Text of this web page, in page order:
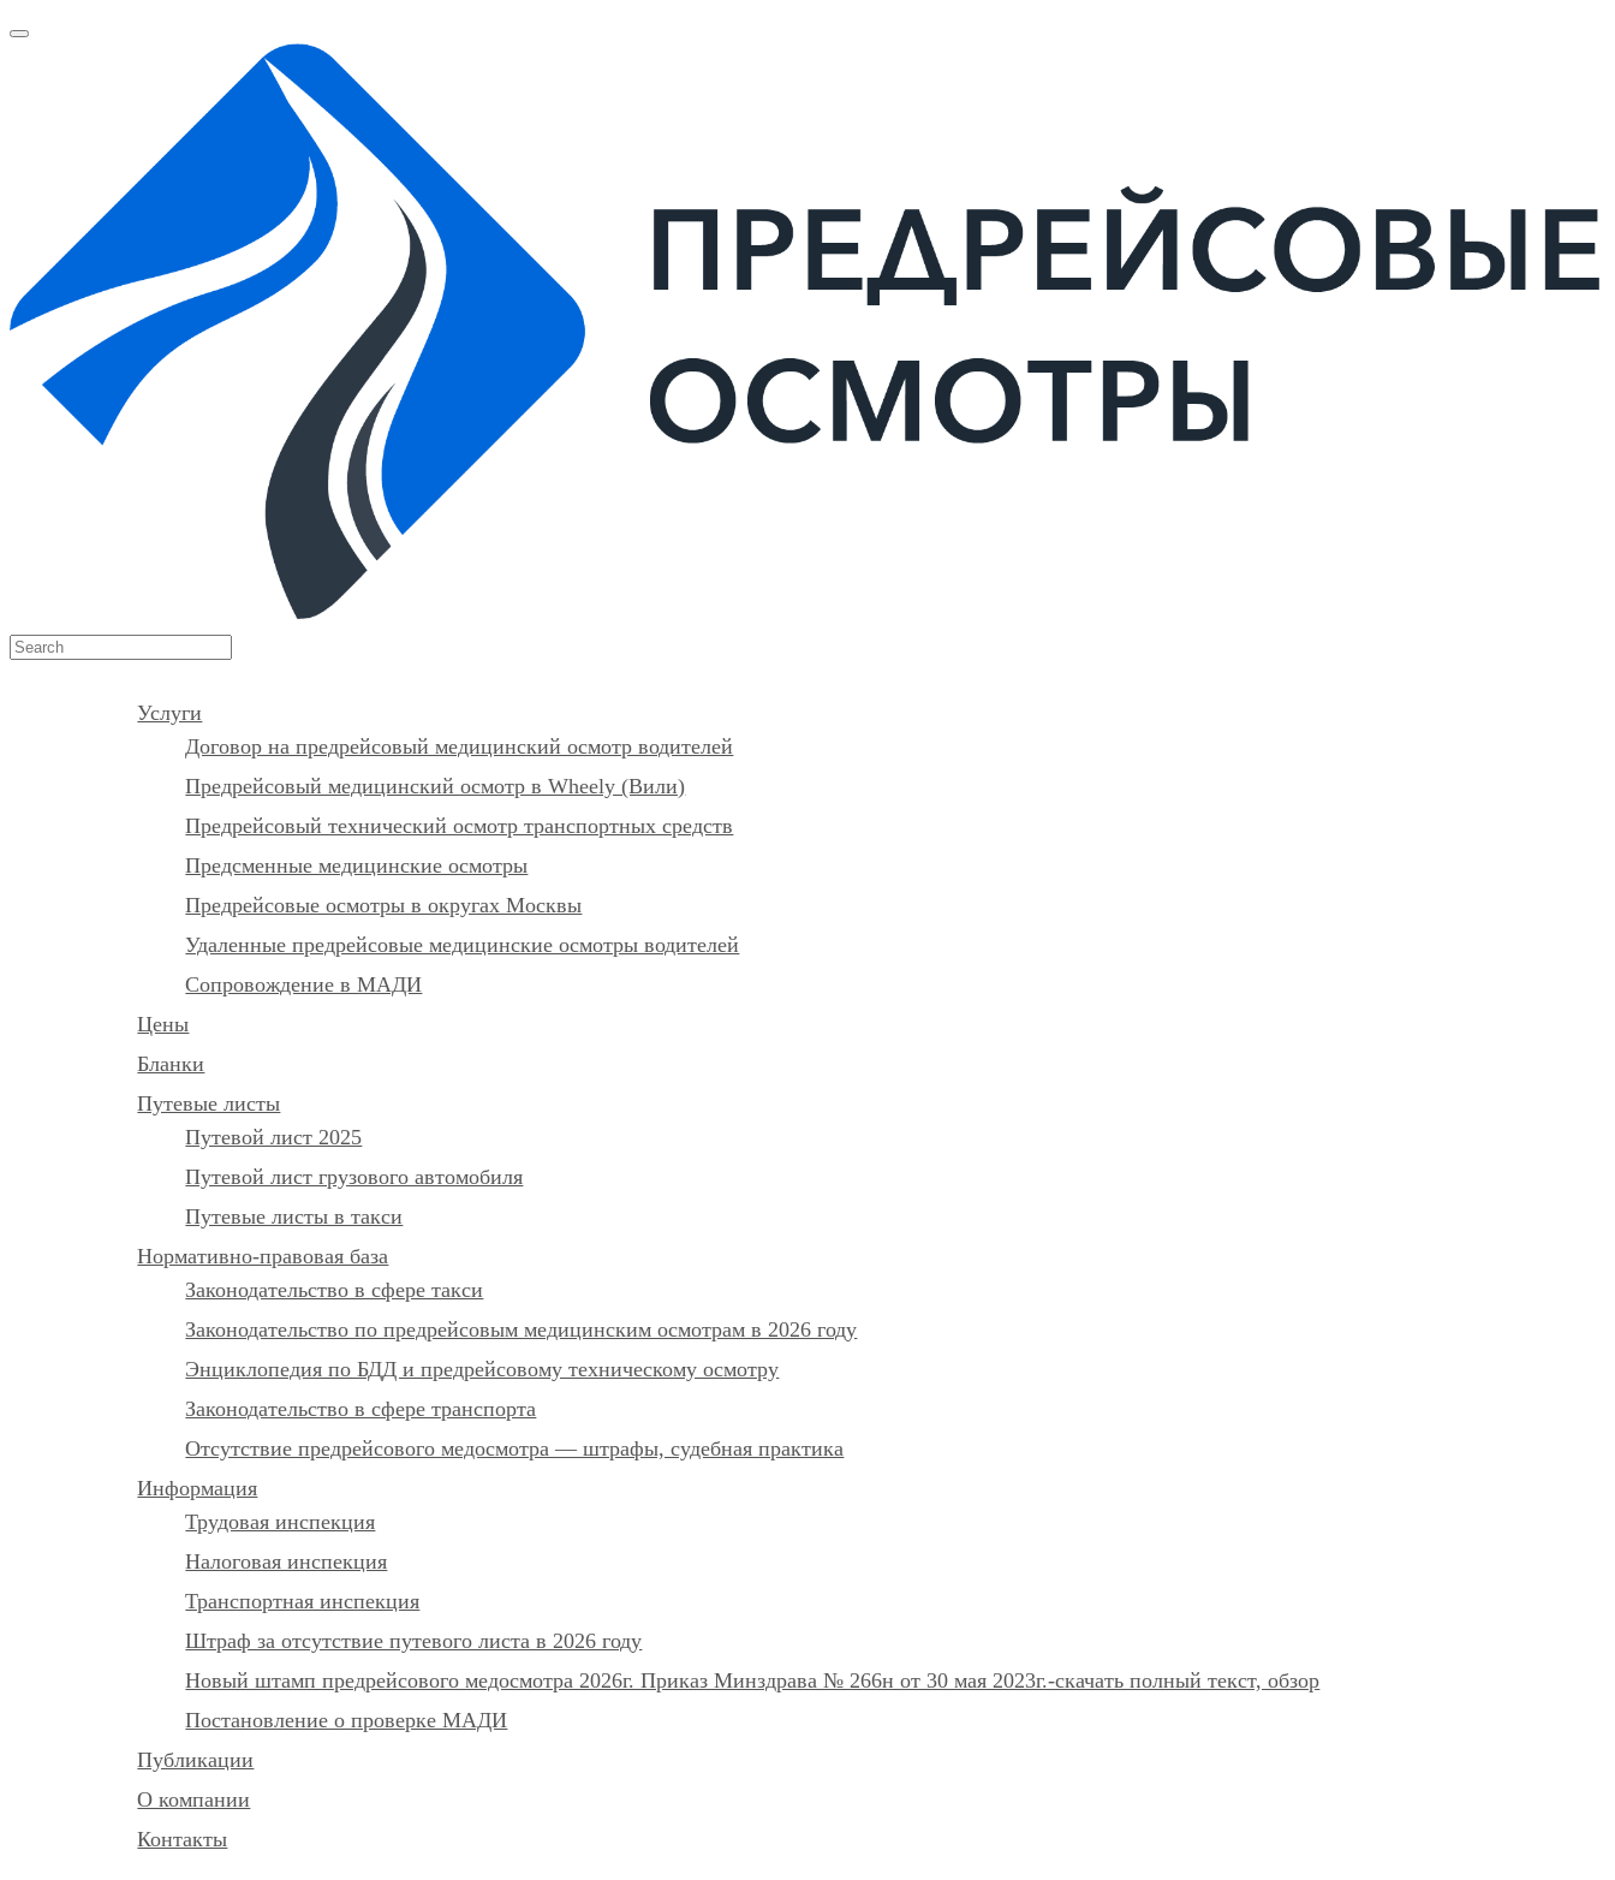
Услуги
Договор на предрейсовый медицинский осмотр водителей
Предрейсовый медицинский осмотр в Wheely (Вили)
Предрейсовый технический осмотр транспортных средств
Предсменные медицинские осмотры
Предрейсовые осмотры в округах Москвы
Удаленные предрейсовые медицинские осмотры водителей
Сопровождение в МАДИ
Цены
Бланки
Путевые листы
Путевой лист 2025
Путевой лист грузового автомобиля
Путевые листы в такси
Нормативно-правовая база
Законодательство в сфере такси
Законодательство по предрейсовым медицинским осмотрам в 2026 году
Энциклопедия по БДД и предрейсовому техническому осмотру
Законодательство в сфере транспорта
Отсутствие предрейсового медосмотра — штрафы, судебная практика
Информация
Трудовая инспекция
Налоговая инспекция
Транспортная инспекция
Штраф за отсутствие путевого листа в 2026 году
Новый штамп предрейсового медосмотра 2026г. Приказ Минздрава № 266н от 30 мая 2023г.-скачать полный текст, обзор
Постановление о проверке МАДИ
Публикации
О компании
Контакты